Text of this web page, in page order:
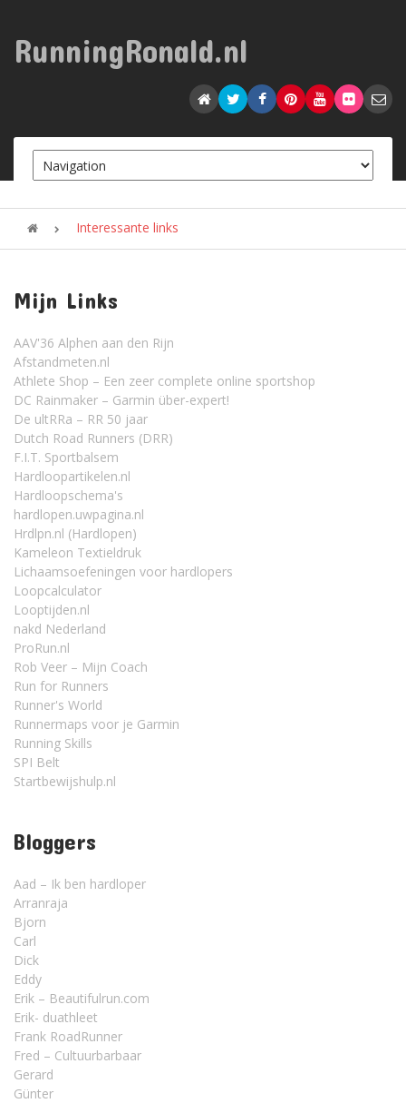
RunningRonald.nl
Interessante links
Mijn Links
AAV'36 Alphen aan den Rijn
Afstandmeten.nl
Athlete Shop – Een zeer complete online sportshop
DC Rainmaker – Garmin über-expert!
De ultRRa – RR 50 jaar
Dutch Road Runners (DRR)
F.I.T. Sportbalsem
Hardloopartikelen.nl
Hardloopschema's
hardlopen.uwpagina.nl
Hrdlpn.nl (Hardlopen)
Kameleon Textieldruk
Lichaamsoefeningen voor hardlopers
Loopcalculator
Looptijden.nl
nakd Nederland
ProRun.nl
Rob Veer – Mijn Coach
Run for Runners
Runner's World
Runnermaps voor je Garmin
Running Skills
SPI Belt
Startbewijshulp.nl
Bloggers
Aad – Ik ben hardloper
Arranraja
Bjorn
Carl
Dick
Eddy
Erik – Beautifulrun.com
Erik- duathleet
Frank RoadRunner
Fred – Cultuurbarbaar
Gerard
Günter